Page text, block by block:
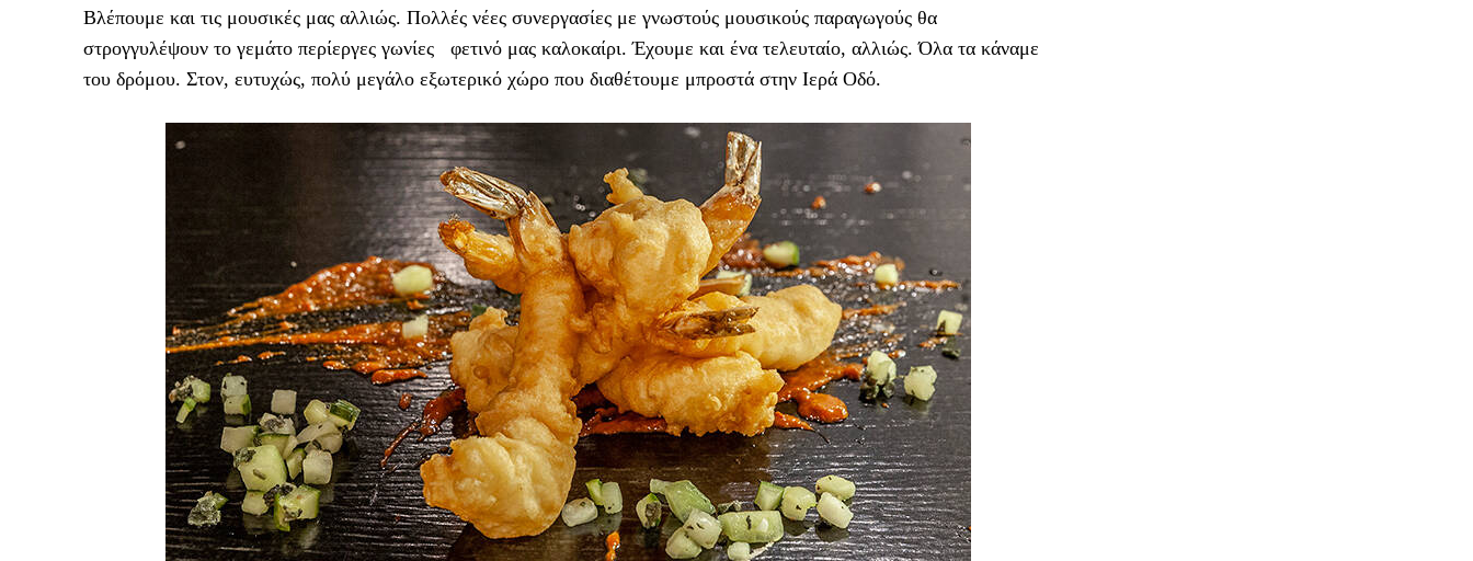
Βλέπουμε και τις μουσικές μας αλλιώς. Πολλές νέες συνεργασίες με γνωστούς μουσικούς παραγωγούς θα
στρογγυλέψουν το γεμάτο περίεργες γωνίες φετινό μας καλοκαίρι. Έχουμε και ένα τελευταίο, αλλιώς. Όλα τα κάναμε
του δρόμου. Στον, ευτυχώς, πολύ μεγάλο εξωτερικό χώρο που διαθέτουμε μπροστά στην Ιερά Οδό.